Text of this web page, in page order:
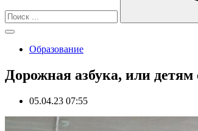
Образование
Дорожная азбука, или
05.04.23 07:55